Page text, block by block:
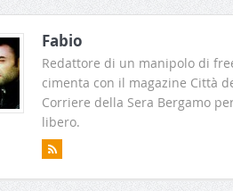
Fabio
Redattore di un manipolo di
cimenta con il magazine Città
Corriere della Sera Bergamo
libero.